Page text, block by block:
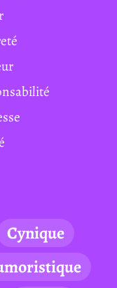
Cynique